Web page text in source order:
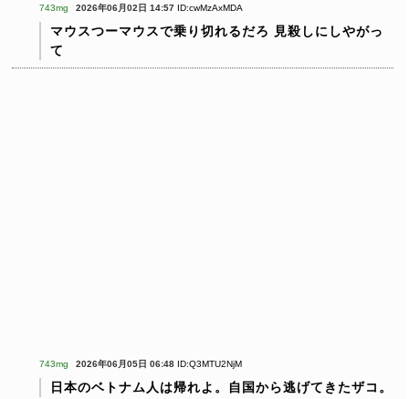
743mg 2026年06月02日 14:57 ID:cwMzAxMDA
マウスつーマウスで乗り切れるだろ 見殺しにしやがっ
て
743mg 2026年06月05日 06:48 ID:Q3MTU2NjM
日本のベトナム人は帰れよ。自国から逃げてきたザコ。